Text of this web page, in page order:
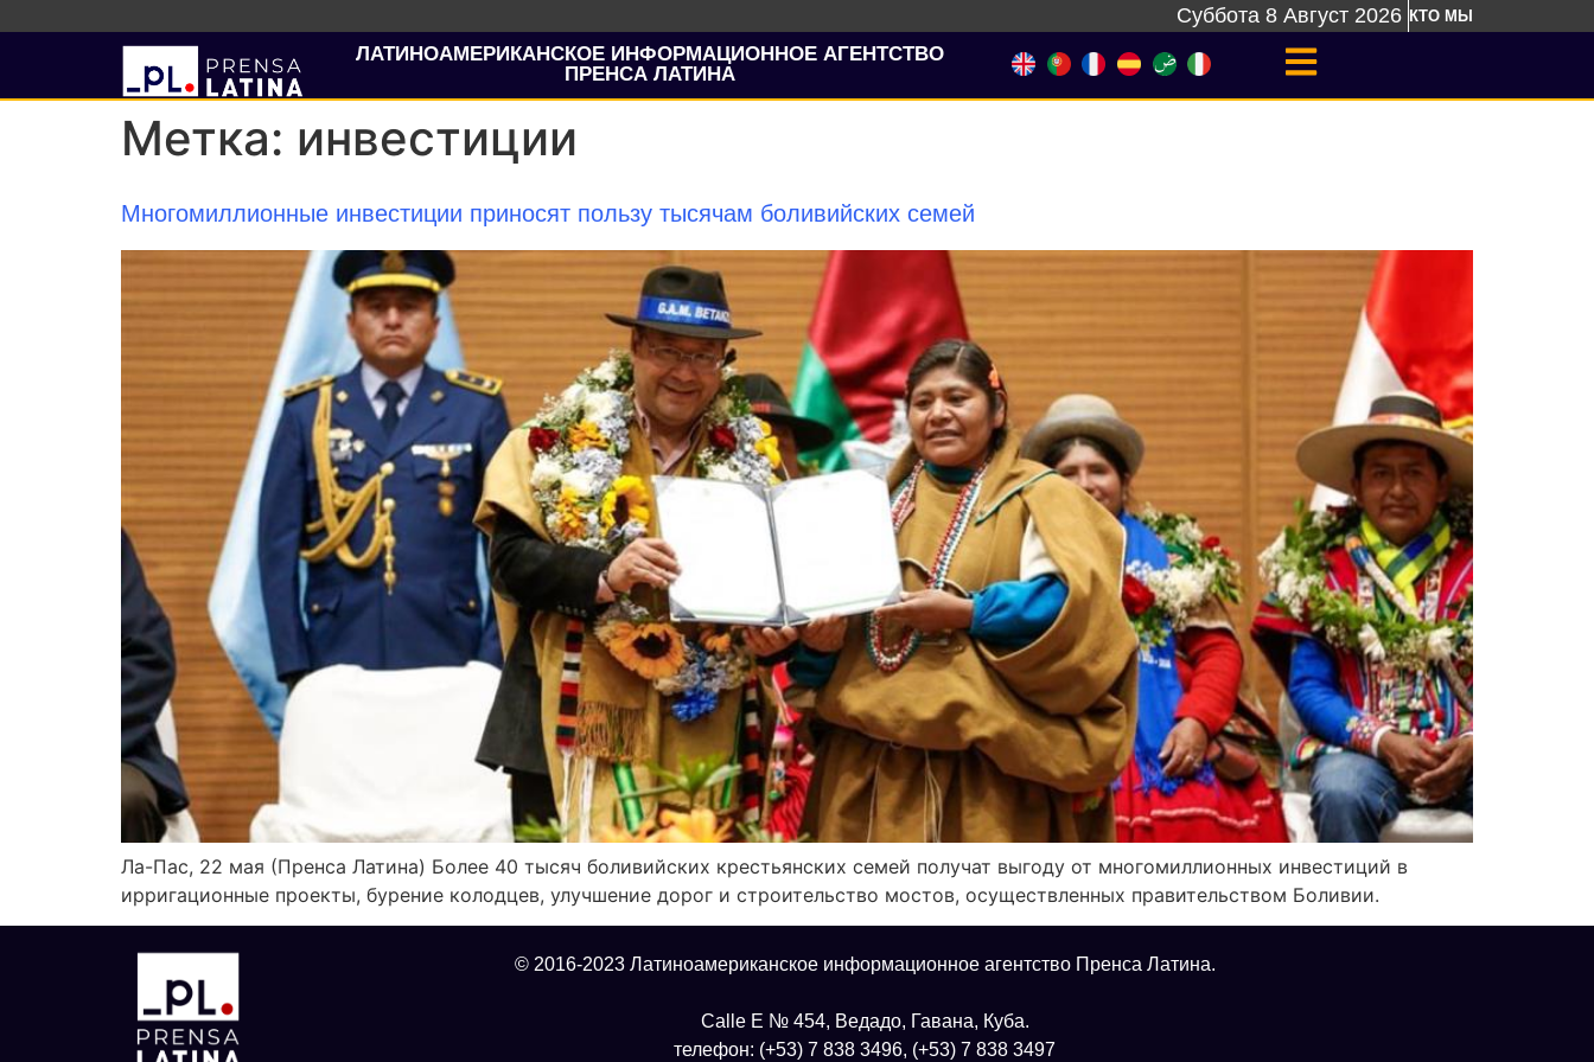
Суббота 8 Август 2026 КТО МЫ
ЛАТИНОАМЕРИКАНСКОЕ ИНФОРМАЦИОННОЕ АГЕНТСТВО
ПРЕНСА ЛАТИНА
Метка: инвестиции
Многомиллионные инвестиции приносят пользу тысячам боливийских семей
Ла-Пас, 22 мая (Пренса Латина) Более 40 тысяч боливийских крестьянских семей получат выгоду от многомиллионных инвестиций в
ирригационные проекты, бурение колодцев, улучшение дорог и строительство мостов, осуществленных правительством Боливии.
© 2016-2023 Латиноамериканское информационное агентство Пренса Латина.
Calle E № 454, Ведадо, Гавана, Куба.
телефон: (+53) 7 838 3496, (+53) 7 838 3497